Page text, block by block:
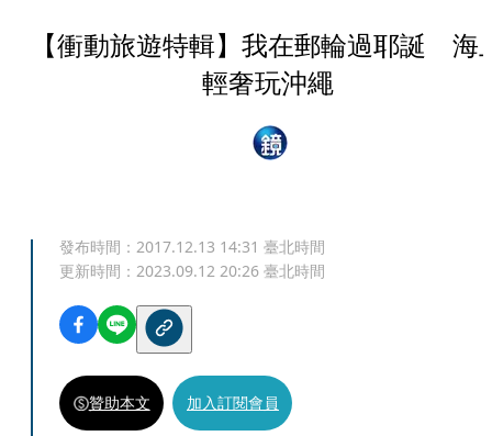
【衝動旅遊特輯】我在郵輪過耶誕 海
輕奢玩沖繩
發布時間： 2017.12.13 14:31 臺北時間
更新時間： 2023.09.12 20:26 臺北時間
贊助本文 加入訂閱會員